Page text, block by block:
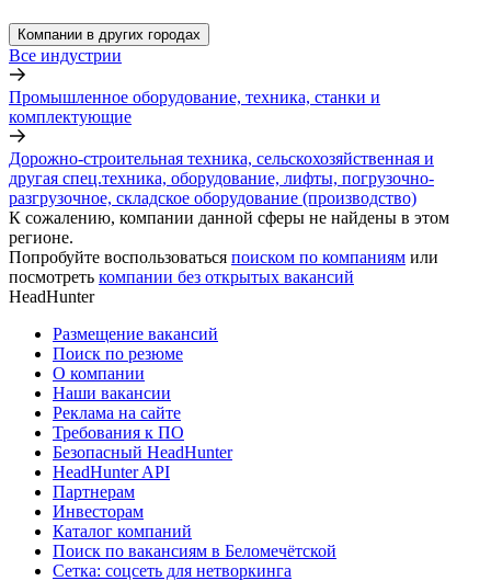
Компании в других городах
Все индустрии
Промышленное оборудование, техника, станки и
комплектующие
Дорожно-строительная техника, сельскохозяйственная и
другая спец.техника, оборудование, лифты, погрузочно-
разгрузочное, складское оборудование (производство)
К сожалению, компании данной сферы не найдены в этом
регионе.
Попробуйте воспользоваться поиском по компаниям или
посмотреть компании без открытых вакансий
HeadHunter
Размещение вакансий
Поиск по резюме
О компании
Наши вакансии
Реклама на сайте
Требования к ПО
Безопасный HeadHunter
HeadHunter API
Партнерам
Инвесторам
Каталог компаний
Поиск по вакансиям в Беломечётской
Сетка: соцсеть для нетворкинга